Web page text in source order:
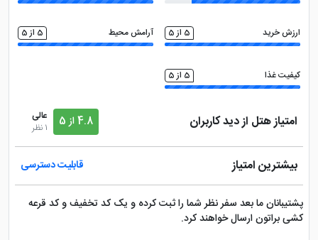
ارزش خرید 5 از 5 آرامش محیط 5 از 5
کیفیت غذا 5 از 5
امتیاز هتل از دید کاربران 4.8 از 5
عالی
1 نظر
بیشترین امتیاز قابلیت دسترسی
پشتیبانان ما بعد سفر نظر شما را ثبت کرده و یک کد تخفیف و کد قرعه
کشی براتون ارسال خواهند کرد.